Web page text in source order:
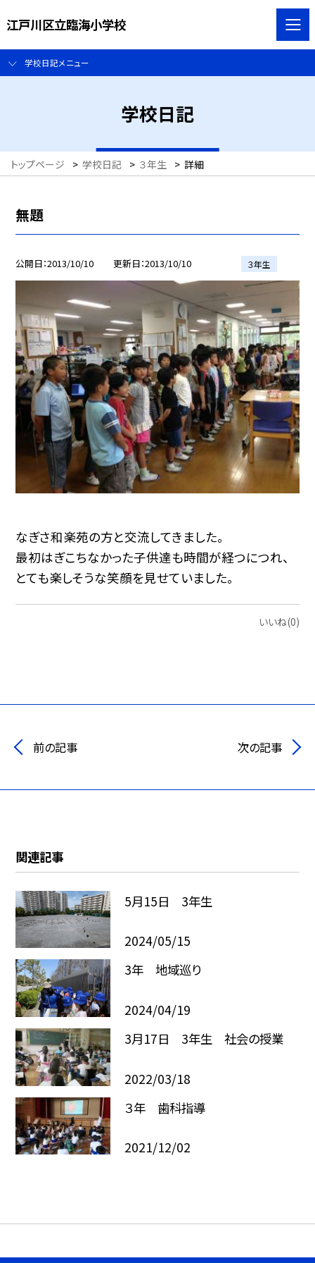
江戸川区立臨海小学校
学校日記メニュー
学校日記
トップページ > 学校日記 > ３年生 > 詳細
無題
公開日 2013/10/10 更新日 2013/10/10 ３年生
なぎさ和楽苑の方と交流してきました。
最初はぎこちなかった子供達も時間が経つにつれ、
とても楽しそうな笑顔を見せていました。
いいね(0)
前の記事 次の記事
関連記事
5月15日 3年生
2024/05/15
3年 地域巡り
2024/04/19
3月17日 3年生 社会の授業
2022/03/18
３年 歯科指導
2021/12/02